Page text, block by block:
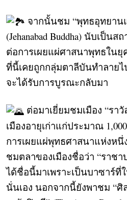
จากนั้นชม “พุทธอุทยาน
(Jehanabad Buddha) นับเป็น
ต่อการเผยแผ่ศาสนาพุทธใน
ที่นี้เคยถูกกลุ่มตาลีบันทำลาย
จะได้รับการบูรณะกลับมา
ต่อมาเยี่ยมชมเมือง “ราวั
เมืองอายุเก่าแก่ประมาณ
การเผยแผ่พุทธศาสนาแห่งห
ชมตลาของเมืองชื่อว่า “ราชา
ได้ชื่อนี้มาเพราะเป็นบาซาร์
นั่นเอง นอกจากนี้ยังพาชม “